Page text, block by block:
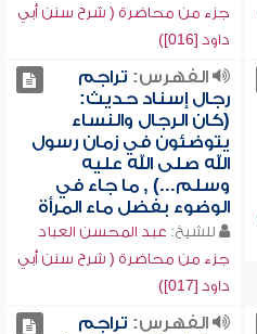
جزء من محاضرة ( شرح سنن أبي
داود [016])
الفهرس: تراجم
رجال إسناد حديث:
(كان الرجال والنساء
يتوضئون في زمان رسول
الله صلى الله عليه
وسلم...) , ما جاء في
الوضوء بفضل ماء المرأة
للشيخ: عبد المحسن العباد
جزء من محاضرة ( شرح سنن أبي
داود [017])
الفهرس: تراجم